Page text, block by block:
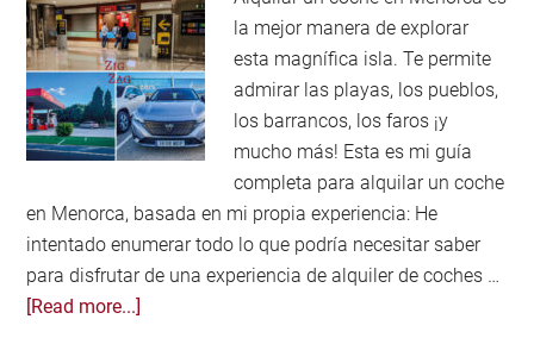
la mejor manera de explorar
esta magnífica isla. Te permite
admirar las playas, los pueblos,
los barrancos, los faros ¡y
mucho más! Esta es mi guía
completa para alquilar un coche
en Menorca, basada en mi propia experiencia: He
intentado enumerar todo lo que podría necesitar saber
para disfrutar de una experiencia de alquiler de coches …
[Read more...]